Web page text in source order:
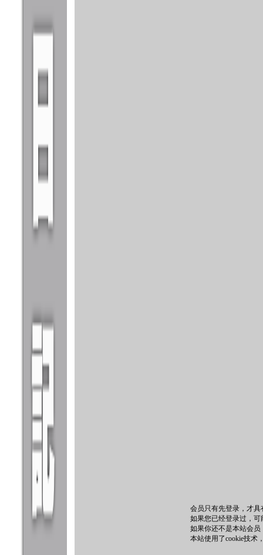
会员只有先登录，才
如果您已经登录过，
如果你还不是本站会员
本站使用了cookie技术